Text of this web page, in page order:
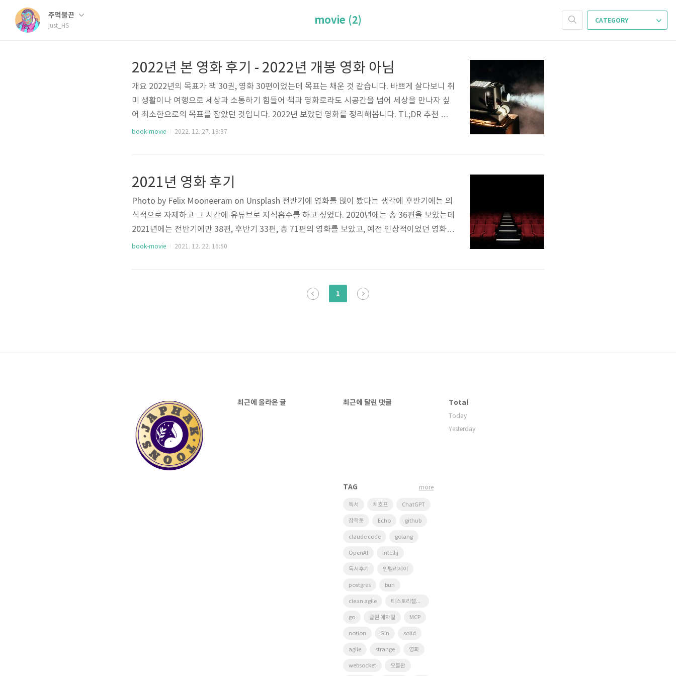
주먹불끈
just_HS
CATEGORY
movie (2)
2022년 본 영화 후기 - 2022년 개봉 영화 아님
개요 2022년의 목표가 책 30권, 영화 30편이었는데 목표는 채운 것 같습니다. 바쁘게 살다보니 취
미 생활이나 여행으로 세상과 소통하기 힘들어 책과 영화로라도 시공간을 넘어 세상을 만나자 싶
어 최소한으로의 목표를 잡았던 것입니다. 2022년 보았던 영화를 정리해봅니다. TL;DR 추천 영
화 모음 Inherent Vice(타고난 악덕) 랜드앤 프리덤 인투 더 와일드 같은 속옷을 입는 두 여자 소
디글러..
book-movie 2022. 12. 27. 18:37
2021년 영화 후기
Photo by Felix Mooneeram on Unsplash 전반기에 영화를 많이 봤다는 생각에 후반기에는 의
식적으로 자제하고 그 시간에 유튜브로 지식흡수를 하고 싶었다. 2020년에는 총 36편을 보았는데
2021년에는 전반기에만 38편, 후반기 33편, 총 71편의 영화를 보았고, 예전 인상적이었던 영화들
을 리스팅하여 다시 보기도 하였다. 마음에 드는 영화들은 (주로 이동진의) 평론과 관련 글들을 찾
m thinking of ending things 4. 배리 린든 5. 도그빌 6. 머니볼 TL..
book-movie 2021. 12. 22. 16:50
1
최근에 올라온 글 최근에 달린 댓글 Total
Today
Yesterday
TAG
독서 체호프 ChatGPT
잡학툰 Echo github
claude code golang
OpenAI intellij
독서후기 인텔리제이
postgres bun
clean agile 티스토리챌린지
go 클린 애자일 MCP
notion Gin solid
agile strange 영화
websocket 오블완
more